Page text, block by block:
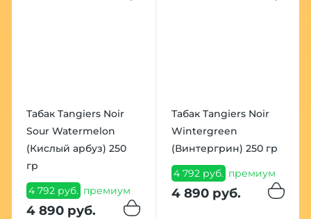
Табак Tangiers Noir
Sour Watermelon
(Кислый арбуз) 250
гр
4 792 руб. премиум
4 890 руб.
Табак Tangiers Noir
Wintergreen
(Винтергрин) 250 гр
4 792 руб. премиум
4 890 руб.